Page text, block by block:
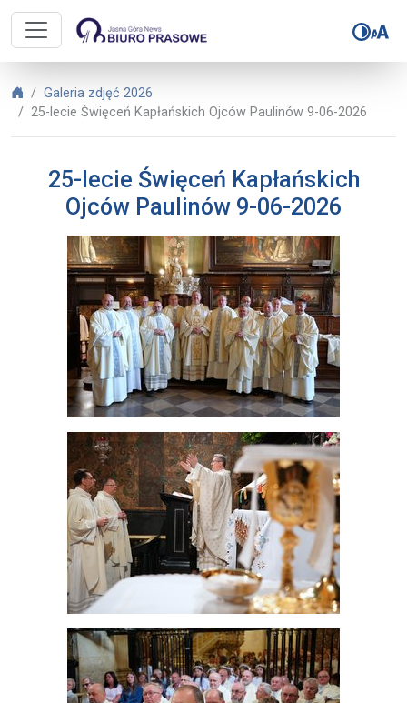
Biuro Prasowe Jasnej Góry – 25-
Biuro Prasowe Jasnej Góry
Galeria zdjęć 2026
25-lecie Święceń Kapłańskich Ojców Paulinów 9-06-2026
25-lecie Święceń Kapłańskich
Ojców Paulinów 9-06-2026